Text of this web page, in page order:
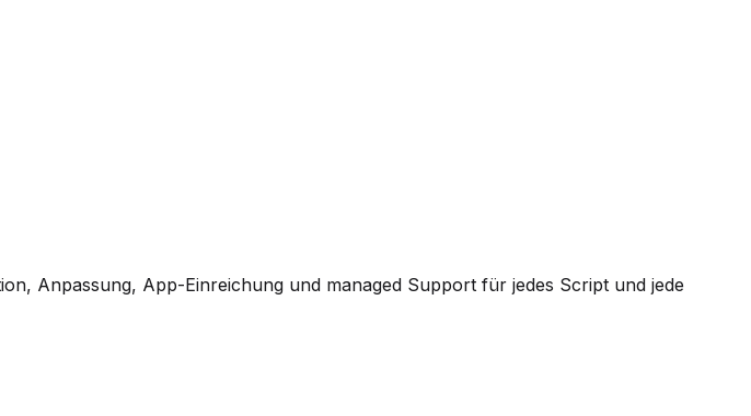
Anpassung, App-Einreichung und managed Support für jedes Script und jede